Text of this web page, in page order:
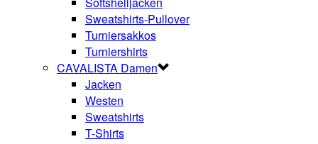
Sweatshirts-Pullover
Turniersakkos
Turniershirts
CAVALISTA Damen
Jacken
Westen
Sweatshirts
T-Shirts